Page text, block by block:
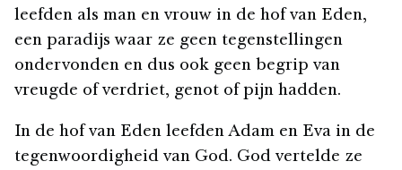
leefden als man en vrouw in de hof van Eden,
een paradijs waar ze geen tegenstellingen
ondervonden en dus ook geen begrip van
vreugde of verdriet, genot of pijn hadden.
In de hof van Eden leefden Adam en Eva in de
tegenwoordigheid van God. God vertelde ze